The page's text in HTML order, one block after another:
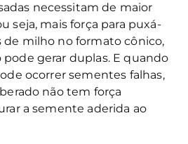
necessitam de maior
seja, mais força para puxá-
de milho no formato cônico,
pode gerar duplas. E quando
ocorrer sementes falhas,
não tem força
a semente aderida ao